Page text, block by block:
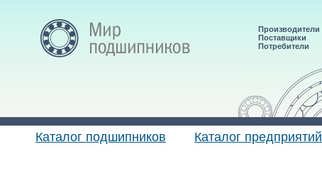
Производители
Поставщики
Потребители
Каталог подшипников Каталог предприятий